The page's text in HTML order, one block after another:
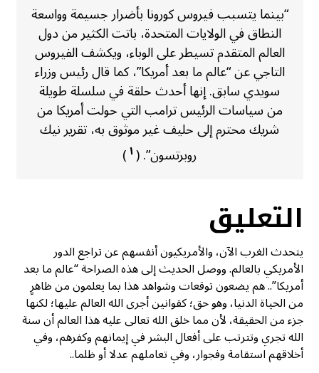
“بينما يتسبب فيروس كورونا بأضرار جسيمة وواسعة
النطاق في الولايات المتحدة، باتت الكثير من دول
العالم المتقدم تسيطر على الوباء، ويكشف الفيروس
التاجي عن “عالم ما بعد أمريكا”، كما قال رئيس وزراء
سويدي سابق. إنها أحدث حلقة في سلسلة طويلة
من سياسات الرئيس ترامب التي حولت أمريكا من
شريك محترم إلى حليف غير موثوق به، تقرير نيك
روبرتسون”. (١)
التعليق
يتحدث الغرب الآن، والأمريكيون أنفسهم عن تراجع الدور
الأمريكي بالعالم. ووصل الحديث إلى هذه الصراحة “عالم ما بعد
أمريكا”.. هم يضعون توقعات وشواهد هذا بما يعلمون من ظاهرٍ
من الحياة الدنيا، وهو حق؛ كقوانين أجرى الله العالم عليها؛ لكنها
جزء من الحقيقة، لأن مما خلق الله تعالى عليه هذا العالم أن سنة
الله تجري وتترتب على أفعال البشر في إيمانهم وكفرهم، وفي
أخلاقهم استقامة وفجوار، وفي تعاملهم عدلا أو ظلما..